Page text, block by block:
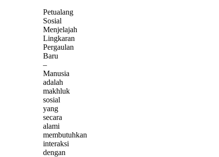
Petualang
Sosial
Menjelajah
Lingkaran
Pergaulan
Baru
–
Manusia
adalah
makhluk
sosial
yang
secara
alami
membutuhkan
interaksi
dengan